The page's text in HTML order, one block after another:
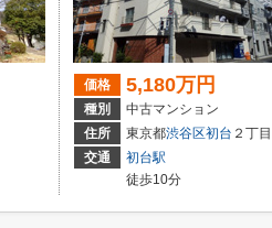
価格 5,180万円
種別
中古マンション
住所
東京都渋谷区初台 ２丁目
交通
初台駅
徒歩10分